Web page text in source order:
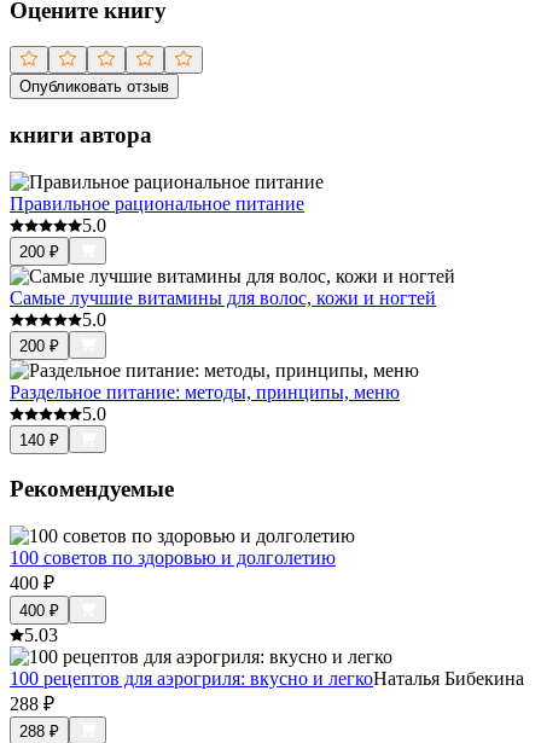
Оцените книгу
Опубликовать отзыв
книги автора
Правильное рациональное питание
5.0
200 ₽
Самые лучшие витамины для волос, кожи и ногтей
5.0
200 ₽
Раздельное питание: методы, принципы, меню
5.0
140 ₽
Рекомендуемые
100 советов по здоровью и долголетию
400 ₽
400 ₽
5.03
100 рецептов для аэрогриля: вкусно и легкоНаталья Бибекина
288 ₽
288 ₽